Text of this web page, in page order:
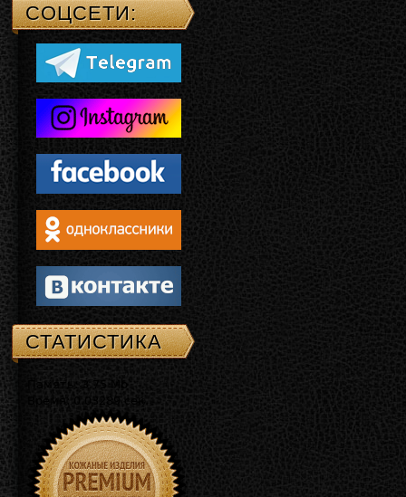
СОЦСЕТИ:
СТАТИСТИКА
Память: 3.75 Mb
Время: 0.03289 сек.